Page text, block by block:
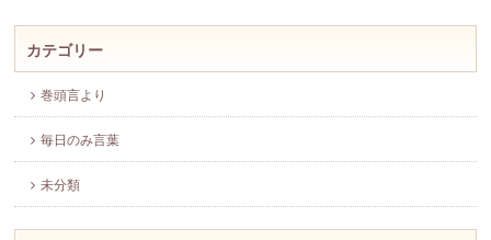
カテゴリー
巻頭言より
毎日のみ言葉
未分類